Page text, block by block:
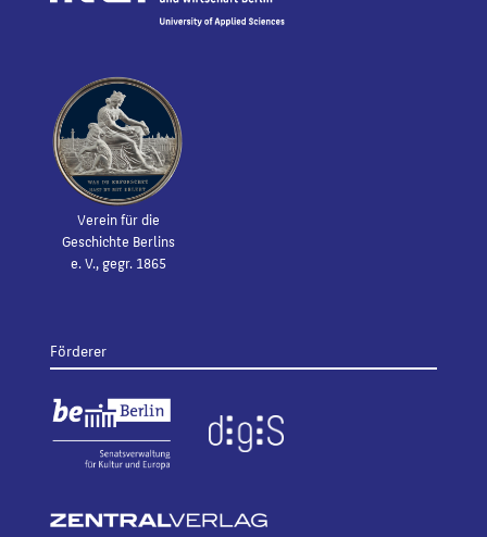
Verein für die
Geschichte Berlins
e. V., gegr. 1865
Förderer